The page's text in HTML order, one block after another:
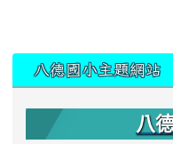
八德國小主題網站
八